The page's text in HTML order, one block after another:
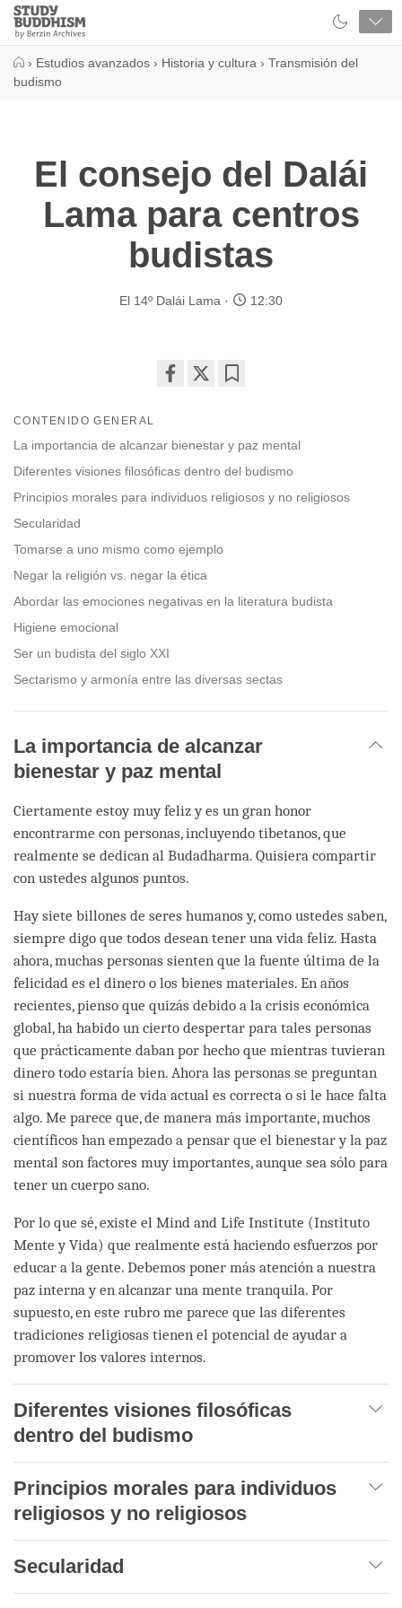
Close
Study
Buddhism
› Estudios avanzados › Historia y cultura › Transmisión del
budismo
El consejo del Dalái
Lama para centros
budistas
El 14º Dalái Lama 12:30
facebook
CONTENIDO GENERAL
La importancia de alcanzar bienestar y paz mental
Diferentes visiones filosóficas dentro del budismo
Principios morales para individuos religiosos y no religiosos
Secularidad
Tomarse a uno mismo como ejemplo
Negar la religión vs. negar la ética
Abordar las emociones negativas en la literatura budista
Higiene emocional
Ser un budista del siglo XXI
Sectarismo y armonía entre las diversas sectas
La importancia de alcanzar
bienestar y paz mental
Ciertamente estoy muy feliz y es un gran honor
encontrarme con personas, incluyendo tibetanos, que
realmente se dedican al Budadharma. Quisiera compartir
con ustedes algunos puntos.
Hay siete billones de seres humanos y, como ustedes saben,
siempre digo que todos desean tener una vida feliz. Hasta
ahora, muchas personas sienten que la fuente última de la
felicidad es el dinero o los bienes materiales. En años
recientes, pienso que quizás debido a la crisis económica
global, ha habido un cierto despertar para tales personas
que prácticamente daban por hecho que mientras tuvieran
dinero todo estaría bien. Ahora las personas se preguntan
si nuestra forma de vida actual es correcta o si le hace falta
algo. Me parece que, de manera más importante, muchos
científicos han empezado a pensar que el bienestar y la paz
mental son factores muy importantes, aunque sea sólo para
tener un cuerpo sano.
Por lo que sé, existe el Mind and Life Institute (Instituto
Mente y Vida) que realmente está haciendo esfuerzos por
educar a la gente. Debemos poner más atención a nuestra
paz interna y en alcanzar una mente tranquila. Por
supuesto, en este rubro me parece que las diferentes
tradiciones religiosas tienen el potencial de ayudar a
promover los valores internos.
Diferentes visiones filosóficas
dentro del budismo
Principios morales para individuos
religiosos y no religiosos
Secularidad